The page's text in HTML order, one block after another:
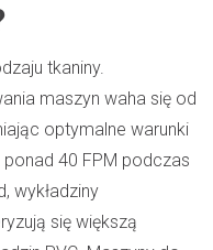
tkaniny.
maszyn waha się od
optymalne warunki
40 FPM podczas
wykładziny
się większą